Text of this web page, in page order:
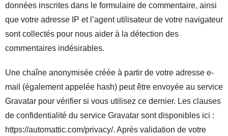
données inscrites dans le formulaire de commentaire, ainsi
que votre adresse IP et l’agent utilisateur de votre navigateur
sont collectés pour nous aider à la détection des
commentaires indésirables.
Une chaîne anonymisée créée à partir de votre adresse e-
mail (également appelée hash) peut être envoyée au service
Gravatar pour vérifier si vous utilisez ce dernier. Les clauses
de confidentialité du service Gravatar sont disponibles ici :
https://automattic.com/privacy/. Après validation de votre